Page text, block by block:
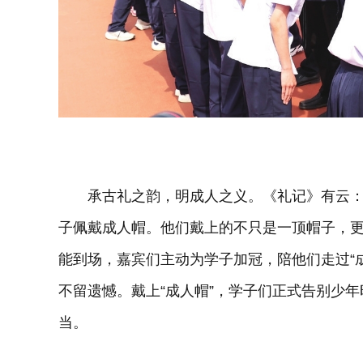
承古礼之韵，明成人之义。《礼记》有云：
子佩戴成人帽。他们戴上的不只是一顶帽子，
能到场，嘉宾们主动为学子加冠，陪他们走过
不留遗憾。戴上“成人帽”，学子们正式告别少
当。